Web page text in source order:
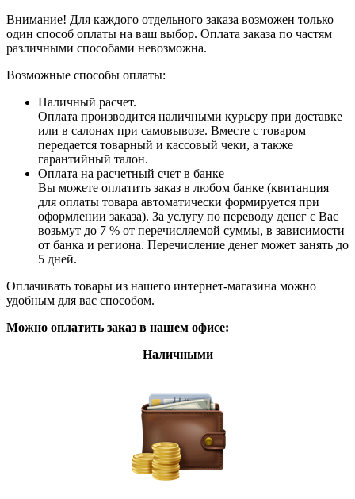
Внимание! Для каждого отдельного заказа возможен только
один способ оплаты на ваш выбор. Оплата заказа по частям
различными способами невозможна.
Возможные способы оплаты:
Наличный расчет.
Оплата производится наличными курьеру при доставке
или в салонах при самовывозе. Вместе с товаром
передается товарный и кассовый чеки, а также
гарантийный талон.
Оплата на расчетный счет в банке
Вы можете оплатить заказ в любом банке (квитанция
для оплаты товара автоматически формируется при
оформлении заказа). За услугу по переводу денег с Вас
возьмут до 7 % от перечисляемой суммы, в зависимости
от банка и региона. Перечисление денег может занять до
5 дней.
Оплачивать товары из нашего интернет-магазина можно
удобным для вас способом.
Можно оплатить заказ в нашем офисе:
Наличными